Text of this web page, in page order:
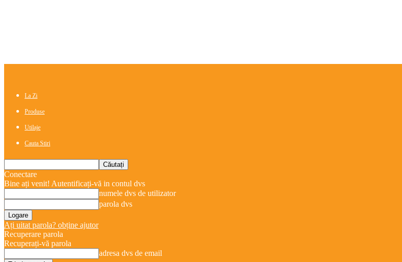
La Zi
Produse
Utilaje
Cauta Stiri
Conectare
Bine ați venit! Autentificați-vă in contul dvs
numele dvs de utilizator
parola dvs
Ați uitat parola? obține ajutor
Recuperare parola
Recuperați-vă parola
adresa dvs de email